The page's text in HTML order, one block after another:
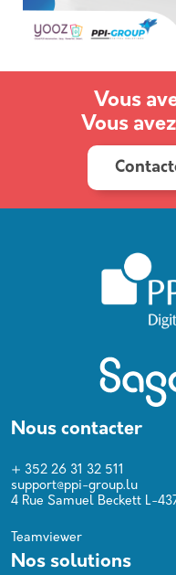
Vous
Vous
Nous contacter
+ 352 26 31 32 511
support@ppi-group.lu
4 Rue Samuel Beckett L-
Teamviewer
Nos solutions